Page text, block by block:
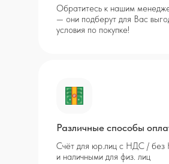
Обратитесь к нашим
— они подберут для Вас
условия по покупке!
Различные способы
Счёт для юр.лиц с НДС /
и наличными для физ. лиц